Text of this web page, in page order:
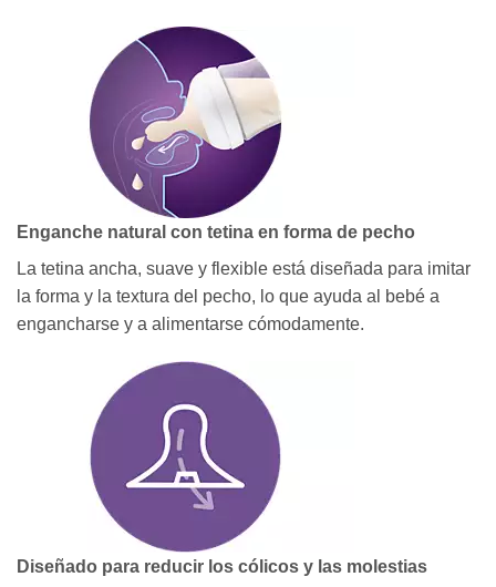
Enganche natural con tetina en forma de pecho
La tetina ancha, suave y flexible está diseñada para imitar
la forma y la textura del pecho, lo que ayuda al bebé a
engancharse y a alimentarse cómodamente.
Diseñado para reducir los cólicos y las molestias